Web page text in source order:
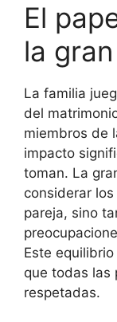
El
la
La familia
del
miembros de
impacto
toman. La
considerar
pareja, sino
Este
que todas las
respetadas.